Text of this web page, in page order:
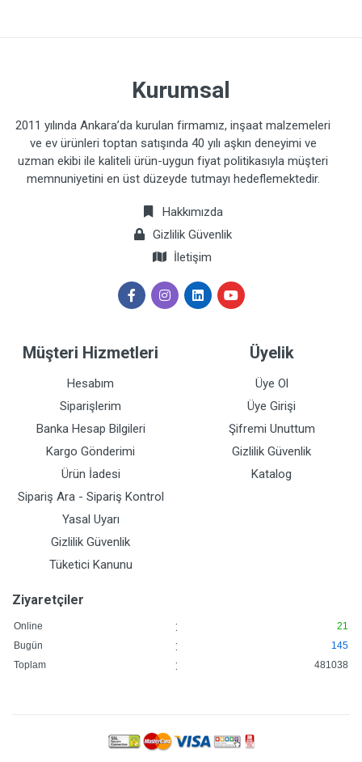
Kurumsal
2011 yılında Ankara’da kurulan firmamız, inşaat malzemeleri
ve ev ürünleri toptan satışında 40 yılı aşkın deneyimi ve
uzman ekibi ile kaliteli ürün-uygun fiyat politikasıyla müşteri
memnuniyetini en üst düzeyde tutmayı hedeflemektedir.
Hakkımızda
Gizlilik Güvenlik
İletişim
Müşteri Hizmetleri
Hesabım
Siparişlerim
Banka Hesap Bilgileri
Kargo Gönderimi
Ürün İadesi
Sipariş Ara - Sipariş Kontrol
Yasal Uyarı
Gizlilik Güvenlik
Tüketici Kanunu
Üyelik
Üye Ol
Üye Girişi
Şifremi Unuttum
Gizlilik Güvenlik
Katalog
Ziyaretçiler
Online :
21
Bugün
:
145
Toplam
: 481038